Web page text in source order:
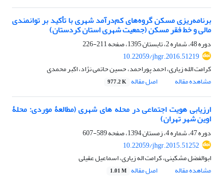
برنامه‌ریزی مسکن گروه‌های کم‌درآمد شهری با تأکید بر توانمندی
مالی و خط فقر مسکن (جمعیت شهری استان کردستان)
دوره 48، شماره 2، تابستان 1395، صفحه
211-226
10.22059/jhgr.2016.51219
کرامت الله زیاری، احمد پوراحمد، حسین حاتمی نژاد، اکبر محمدی
مشاهده مقاله
اصل مقاله 977.2 K
ارزیابی هویت اجتماعی در محله های شهری (مطالعۀ موردی: محلۀ
اوین شهر تهران)
دوره 47، شماره 4، زمستان 1394، صفحه
589-607
10.22059/jhgr.2015.51252
ابوالفضل مشکینی، کرامت اله زیاری، اسماعیل عقیلی
مشاهده مقاله
اصل مقاله 1.01 M